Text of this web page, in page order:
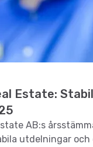
Estate:
AB:s
utdelningar och